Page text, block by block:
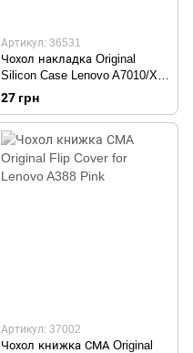
Артикул: 36531
Чохол накладка Original
Silicon Case Lenovo A7010/X3
Lite White
27 грн
Артикул: 37002
Чохол книжка СМА Original